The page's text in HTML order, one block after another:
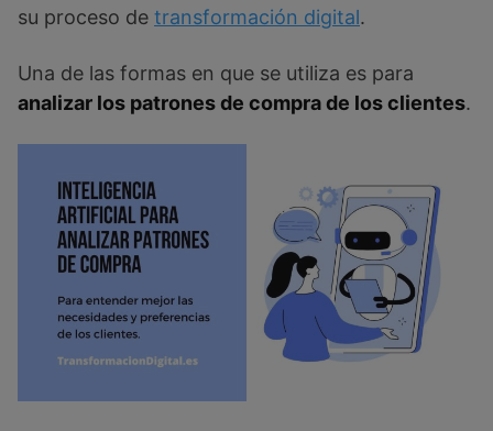
su proceso de transformación digital.
Una de las formas en que se utiliza es para
analizar los patrones de compra de los clientes.